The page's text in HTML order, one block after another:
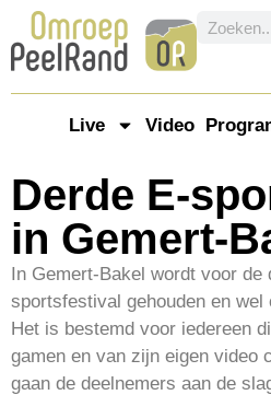
Live Video
Derde E-
in Gemert-
In Gemert-Bakel wordt voor de
sportsfestival gehouden en wel
Het is bestemd voor iedereen
gamen en van zijn eigen video
gaan de deelnemers aan de